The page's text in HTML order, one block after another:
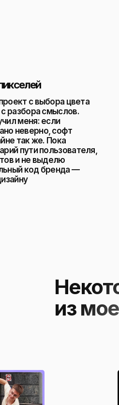
с выбора цвета
разбора смыслов.
меня: если
неверно, софт
так же. Пока
пути пользователя,
и не выделю
код бренда —
из